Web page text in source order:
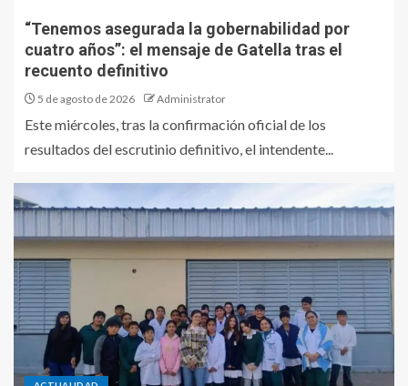
“Tenemos asegurada la gobernabilidad por
cuatro años”: el mensaje de Gatella tras el
recuento definitivo
5 de agosto de 2026 Administrator
Este miércoles, tras la confirmación oficial de los
resultados del escrutinio definitivo, el intendente...